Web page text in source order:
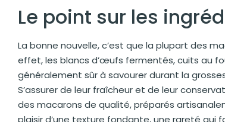
Le point sur les
La bonne nouvelle, c’est que la plupart des
effet, les blancs d’œufs fermentés, cuits au
généralement sûr à savourer durant la
S’assurer de leur fraîcheur et de leur
des macarons de qualité, préparés
plaisir d’une texture fondante, une rareté